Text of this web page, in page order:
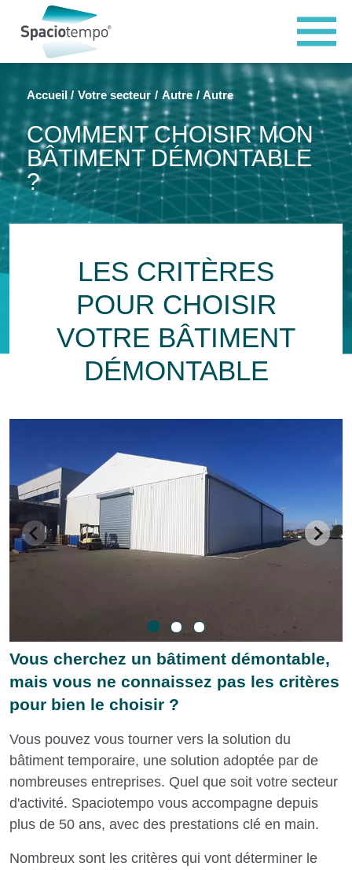
Accueil Votre secteur Autre Autre
COMMENT CHOISIR MON
BÂTIMENT DÉMONTABLE
?
LES CRITÈRES
POUR CHOISIR
VOTRE BÂTIMENT
DÉMONTABLE
Vous cherchez un bâtiment démontable,
mais vous ne connaissez pas les critères
pour bien le choisir ?
Vous pouvez vous tourner vers la solution du
bâtiment temporaire, une solution adoptée par de
nombreuses entreprises. Quel que soit votre secteur
d'activité. Spaciotempo vous accompagne depuis
plus de 50 ans, avec des prestations clé en main.
Nombreux sont les critères qui vont déterminer le
Panneau de gestion des cookies